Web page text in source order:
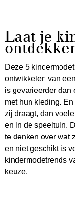
Laat je
Deze 5
ontwikkelen van
is gevarieerder dan
met hun kleding.
zij draagt, dan
en in de speeltuin.
te denken over wat
en niet geschikt is
kindermodetrends
keuze.